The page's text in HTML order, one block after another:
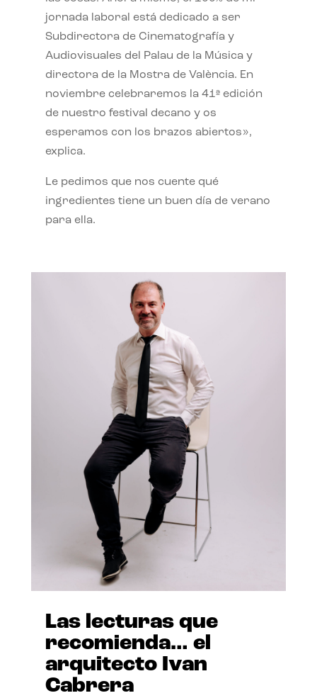
jornada laboral está dedicado a ser
Subdirectora de Cinematografía y
Audiovisuales del Palau de la Música y
directora de la Mostra de València. En
noviembre celebraremos la 41ª edición
de nuestro festival decano y os
esperamos con los brazos abiertos»,
explica.
Le pedimos que nos cuente qué
ingredientes tiene un buen día de verano
para ella.
Las lecturas que
recomienda… el
arquitecto Ivan
Cabrera